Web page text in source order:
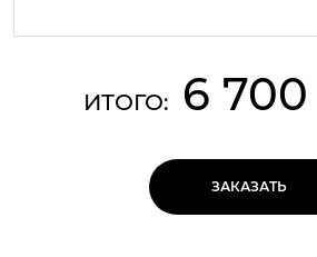
ИТОГО: 6
ЗАКАЗАТЬ